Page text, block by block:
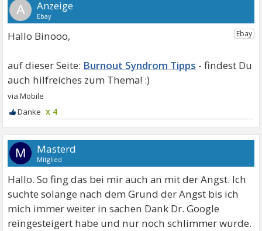
A
Hallo Binooo,
Burnout Syndrom Tipps
x 4
M Masterd
Mitglied
Hallo. So fing das bei mir auch an mit der Angst. Ich
suchte solange nach dem Grund der Angst bis ich
mich immer weiter in sachen Dank Dr. Google
reingesteigert habe und nur noch schlimmer wurde.